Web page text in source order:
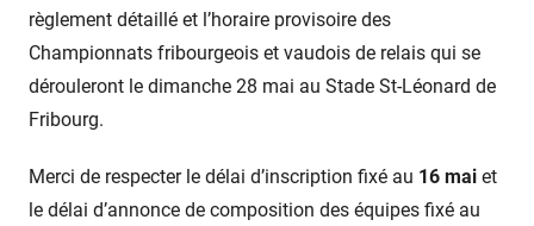
règlement détaillé et l’horaire provisoire des
Championnats fribourgeois et vaudois de relais qui se
dérouleront le dimanche 28 mai au Stade St-Léonard de
Fribourg.
Merci de respecter le délai d’inscription fixé au 16 mai et
le délai d’annonce de composition des équipes fixé au